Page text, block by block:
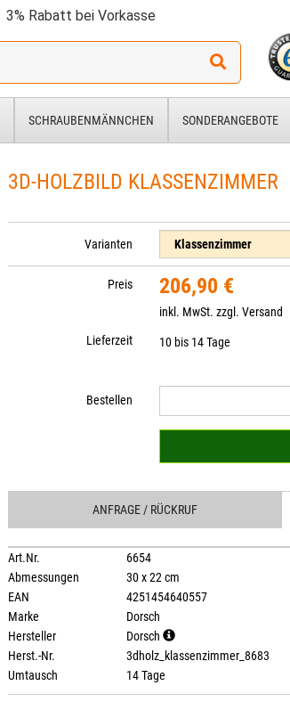
3% Rabatt bei Vorkasse
SCHRAUBENMÄNNCHEN SONDERANGEBOTE
3D-HOLZBILD KLASSENZIMMER
Varianten
Preis 206,90 €
inkl. MwSt. zzgl.Versand
Lieferzeit
10 bis 14 Tage
Bestellen
ANFRAGE / RÜCKRUF
Art.Nr.
6654
Abmessungen
30 x 22 cm
EAN
4251454640557
Marke
Dorsch
Hersteller
Dorsch
Herst.-Nr.
3dholz_klassenzimmer_8683
Umtausch
14 Tage